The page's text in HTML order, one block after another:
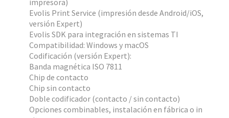
Evolis Print Service (impresión desde Android/iOS,
versión Expert)
Evolis SDK para integración en sistemas TI
Compatibilidad: Windows y macOS
Codificación (versión Expert):
Banda magnética ISO 7811
Chip de contacto
Chip sin contacto
Doble codificador (contacto / sin contacto)
Opciones combinables, instalación en fábrica o in